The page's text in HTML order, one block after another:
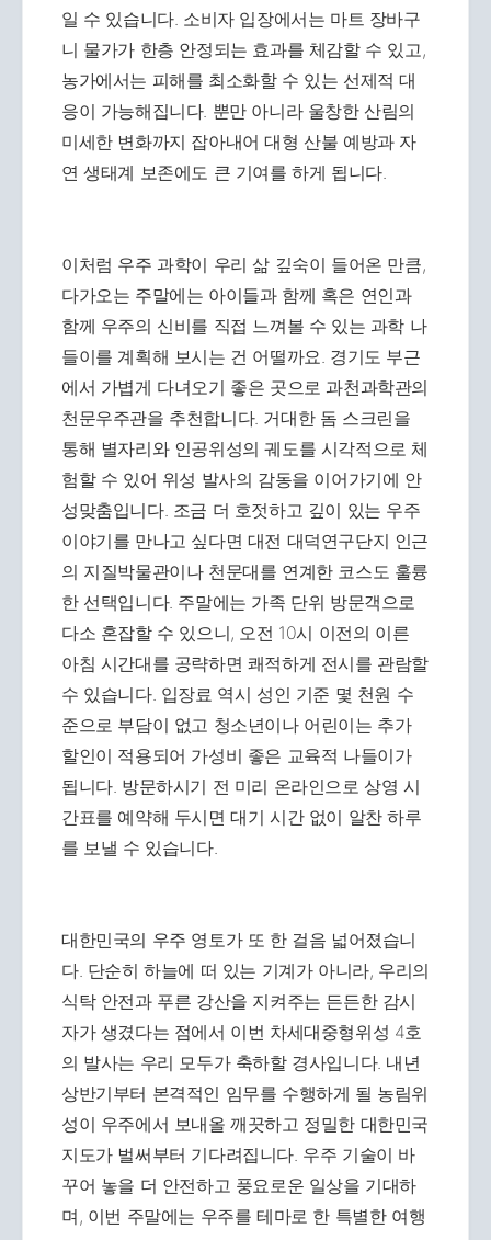
일 수 있습니다. 소비자 입장에서는 마트 장바구
니 물가가 한층 안정되는 효과를 체감할 수 있고,
농가에서는 피해를 최소화할 수 있는 선제적 대
응이 가능해집니다. 뿐만 아니라 울창한 산림의
미세한 변화까지 잡아내어 대형 산불 예방과 자
연 생태계 보존에도 큰 기여를 하게 됩니다.
이처럼 우주 과학이 우리 삶 깊숙이 들어온 만큼,
다가오는 주말에는 아이들과 함께 혹은 연인과
함께 우주의 신비를 직접 느껴볼 수 있는 과학 나
들이를 계획해 보시는 건 어떨까요. 경기도 부근
에서 가볍게 다녀오기 좋은 곳으로 과천과학관의
천문우주관을 추천합니다. 거대한 돔 스크린을
통해 별자리와 인공위성의 궤도를 시각적으로 체
험할 수 있어 위성 발사의 감동을 이어가기에 안
성맞춤입니다. 조금 더 호젓하고 깊이 있는 우주
이야기를 만나고 싶다면 대전 대덕연구단지 인근
의 지질박물관이나 천문대를 연계한 코스도 훌륭
한 선택입니다. 주말에는 가족 단위 방문객으로
다소 혼잡할 수 있으니, 오전 10시 이전의 이른
아침 시간대를 공략하면 쾌적하게 전시를 관람할
수 있습니다. 입장료 역시 성인 기준 몇 천원 수
준으로 부담이 없고 청소년이나 어린이는 추가
할인이 적용되어 가성비 좋은 교육적 나들이가
됩니다. 방문하시기 전 미리 온라인으로 상영 시
간표를 예약해 두시면 대기 시간 없이 알찬 하루
를 보낼 수 있습니다.
대한민국의 우주 영토가 또 한 걸음 넓어졌습니
다. 단순히 하늘에 떠 있는 기계가 아니라, 우리의
식탁 안전과 푸른 강산을 지켜주는 든든한 감시
자가 생겼다는 점에서 이번 차세대중형위성 4호
의 발사는 우리 모두가 축하할 경사입니다. 내년
상반기부터 본격적인 임무를 수행하게 될 농림위
성이 우주에서 보내올 깨끗하고 정밀한 대한민국
지도가 벌써부터 기다려집니다. 우주 기술이 바
꾸어 놓을 더 안전하고 풍요로운 일상을 기대하
며, 이번 주말에는 우주를 테마로 한 특별한 여행